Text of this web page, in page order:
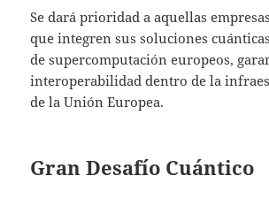
Se dará prioridad a aquellas
que integren sus soluciones
de supercomputación europeos,
interoperabilidad dentro de la
de la Unión Europea.
Gran Desafío Cuántico